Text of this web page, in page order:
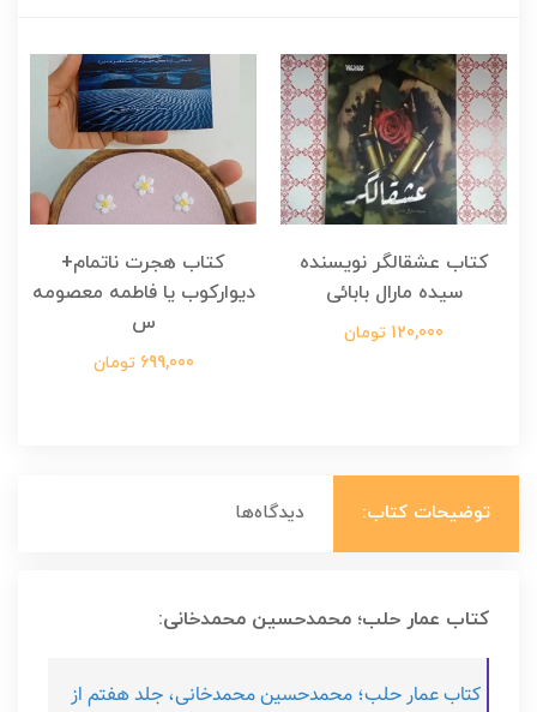
کتاب عشقالگر نویسنده
سیده مارال بابائی
120,000 تومان
کتاب هجرت ناتمام+
دیوارکوب یا فاطمه معصومه
س
699,000 تومان
توضیحات کتاب: دیدگاه‌ها
کتاب عمار حلب؛ محمدحسین محمدخانی:
کتاب عمار حلب؛ محمدحسین محمدخانی، جلد هفتم از